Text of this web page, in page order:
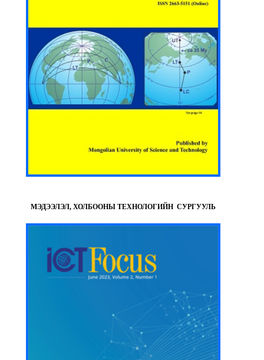
МЭДЭЭЛЭЛ, ХОЛБООНЫ ТЕХНОЛОГИЙН СУРГУУЛЬ